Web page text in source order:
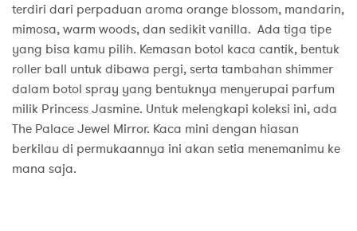
terdiri dari perpaduan aroma orange blossom, mandarin,
mimosa, warm woods, dan sedikit vanilla. Ada tiga tipe
yang bisa kamu pilih. Kemasan botol kaca cantik, bentuk
roller ball untuk dibawa pergi, serta tambahan shimmer
dalam botol spray yang bentuknya menyerupai parfum
milik Princess Jasmine. Untuk melengkapi koleksi ini, ada
The Palace Jewel Mirror. Kaca mini dengan hiasan
berkilau di permukaannya ini akan setia menemanimu ke
mana saja.